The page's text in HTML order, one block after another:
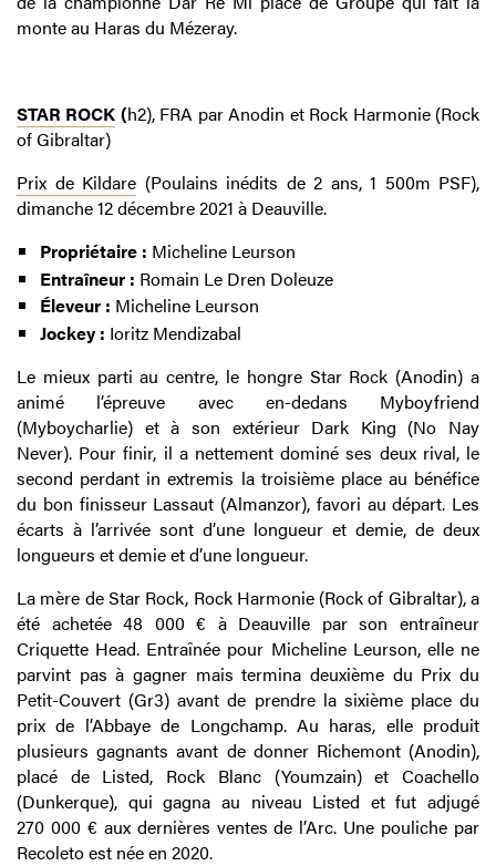
monte au Haras du Mézeray.
STAR ROCK (h2), FRA par Anodin et Rock Harmonie (Rock
of Gibraltar)
Prix de Kildare (Poulains inédits de 2 ans, 1 500m PSF),
dimanche 12 décembre 2021 à Deauville.
Propriétaire : Micheline Leurson
Entraîneur : Romain Le Dren Doleuze
Éleveur : Micheline Leurson
Jockey : Ioritz Mendizabal
Le mieux parti au centre, le hongre Star Rock (Anodin) a
animé l’épreuve avec en-dedans Myboyfriend
(Myboycharlie) et à son extérieur Dark King (No Nay
Never). Pour finir, il a nettement dominé ses deux rival, le
second perdant in extremis la troisième place au bénéfice
du bon finisseur Lassaut (Almanzor), favori au départ. Les
écarts à l’arrivée sont d’une longueur et demie, de deux
longueurs et demie et d’une longueur.
La mère de Star Rock, Rock Harmonie (Rock of Gibraltar), a
été achetée 48 000 € à Deauville par son entraîneur
Criquette Head. Entraînée pour Micheline Leurson, elle ne
parvint pas à gagner mais termina deuxième du Prix du
Petit-Couvert (Gr3) avant de prendre la sixième place du
prix de l’Abbaye de Longchamp. Au haras, elle produit
plusieurs gagnants avant de donner Richemont (Anodin),
placé de Listed, Rock Blanc (Youmzain) et Coachello
(Dunkerque), qui gagna au niveau Listed et fut adjugé
270 000 € aux dernières ventes de l’Arc. Une pouliche par
Recoleto est née en 2020.